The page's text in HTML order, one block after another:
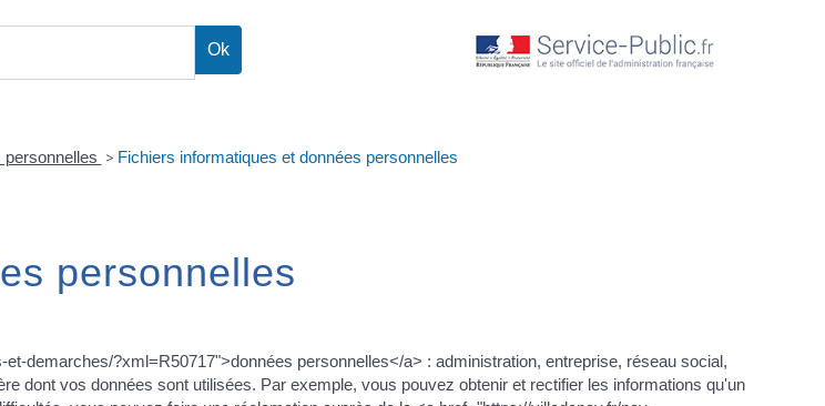
personnelles > Fichiers informatiques et données personnelles
personnelles
demarches/?xml=R50717">données personnelles</a> : administration, entreprise, réseau social,
dont vos données sont utilisées. Par exemple, vous pouvez obtenir et rectifier les informations qu'un